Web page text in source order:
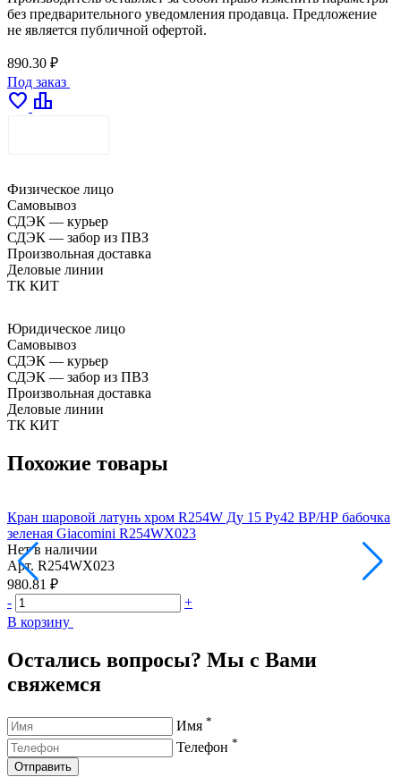
без предварительного уведомления продавца. Предложение
не является публичной офертой.
890.30 ₽
Под заказ
favorite leaderboard
Физическое лицо
Самовывоз
СДЭК — курьер
СДЭК — забор из ПВЗ
Произвольная доставка
Деловые линии
ТК КИТ
Юридическое лицо
Самовывоз
СДЭК — курьер
СДЭК — забор из ПВЗ
Произвольная доставка
Деловые линии
ТК КИТ
Похожие товары
Кран шаровой латунь хром R254W Ду 15 Ру42 ВР/НР бабочка
зеленая Giacomini R254WX023
Нет в наличии
Арт. R254WX023
980.81 ₽
-
+
В корзину
Остались вопросы? Мы с Вами
свяжемся
Имя *
Телефон *
Отправить